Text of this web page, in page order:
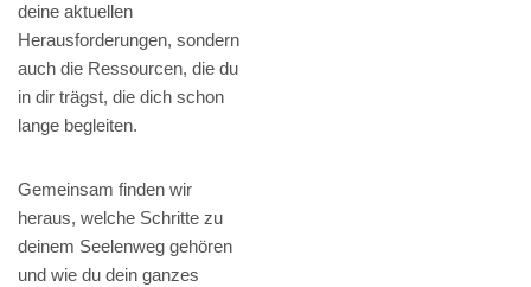
deine aktuellen
Herausforderungen, sondern
auch die Ressourcen, die du
in dir trägst, die dich schon
lange begleiten.
Gemeinsam finden wir
heraus, welche Schritte zu
deinem Seelenweg gehören
und wie du dein ganzes